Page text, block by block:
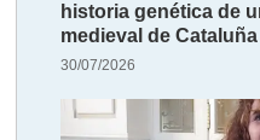
historia genética de
medieval de Cataluña
30/07/2026